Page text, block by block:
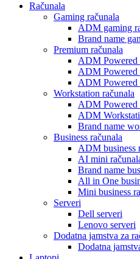
Računala
Gaming računala
ADM gaming
Brand name
Premium računala
ADM Powered
ADM
ADM
Workstation računala
ADM Powered
ADM
Brand name
Business računala
ADM business
AI mini
Brand name
All in One
Mini business
Serveri
Dell serveri
Lenovo serveri
Dodatna jamstva za
Dodatna